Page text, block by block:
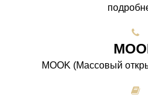
МООK (Массовый